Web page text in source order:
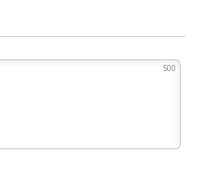
500